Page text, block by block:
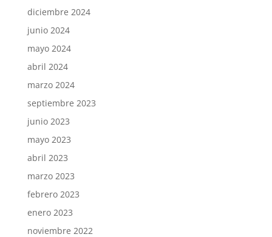
diciembre 2024
junio 2024
mayo 2024
abril 2024
marzo 2024
septiembre 2023
junio 2023
mayo 2023
abril 2023
marzo 2023
febrero 2023
enero 2023
noviembre 2022